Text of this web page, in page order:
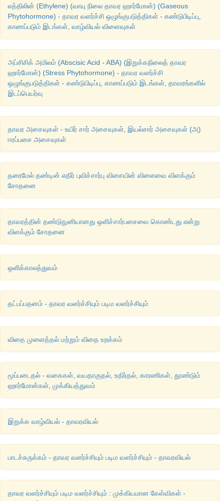
எத்திலின் (Ethylene) (வாயு நிலை தாவர ஹார்மோன்) (Gaseous
Phytohormone) - தாவர வளர்ச்சி ஒழுங்குபடுத்திகள் - கண்டுபிடிப்பு,
காணப்படும் இடங்கள், வாழ்வியல் விளைவுகள்
அப்சிசிக் அமிலம் (Abscisic Acid - ABA) (இறுக்கநிலைத் தாவர
ஹார்மோன்) (Stress Phytohormone) - தாவர வளர்ச்சி
ஒழுங்குபடுத்திகள் - கண்டுபிடிப்பு, காணப்படும் இடங்கள், தாவரங்களில்
இடப்பெயர்வு
தாவர அசைவுகள் - உயிர் சார் அசைவுகள், இயல்சார் அசைவுகள் (அ)
ஈரப்பசை அசைவுகள்
தரைமேல் தண்டின் எதிர் புவிச்சார்பு விசையின் விளைவை விளக்கும்
சோதனை
தாவரத்தின் தண்டுநுனியானது ஒளிச்சார்பசைவை கொண்டது என்று
விளக்கும் சோதனை
ஒளிக்காலத்துவம்
தட்பப்பதனம் - தாவர வளர்ச்சியும் படிம வளர்ச்சியும்
விதை முளைத்தல் மற்றும் விதை உறக்கம்
மூப்படைதல் - வகைகள், வயதாகுதல், உதிர்தல், காரணிகள், தூண்டும்
ஹார்மோன்கள், முக்கியத்துவம்
இறுக்க வாழ்வியல் - தாவரவியல்
பாடச்சுருக்கம் - தாவர வளர்ச்சியும் படிம வளர்ச்சியும் - தாவரவியல்
தாவர வளர்ச்சியும் படிம வளர்ச்சியும் : முக்கியமான கேள்விகள் -